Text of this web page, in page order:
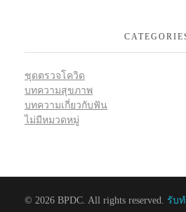
ชุดตรวจโควิด
บทความสุขภาพ
บทความเกี่ยวกับฟัน
ไม่มีหมวดหมู่
© 2026 BPDC. All rights reserved. รับ